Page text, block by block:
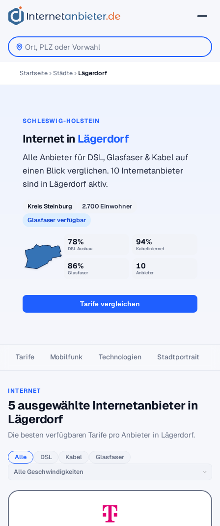
Startseite Städte Lägerdorf
SCHLESWIG-HOLSTEIN
Internet in Lägerdorf
Alle Anbieter für DSL, Glasfaser & Kabel auf
einen Blick verglichen. 10 Internetanbieter
sind in Lägerdorf aktiv.
Kreis Steinburg
2.700 Einwohner
Glasfaser verfügbar
78%
DSL Ausbau
94%
Kabelinternet
86%
Glasfaser
10
Anbieter
Tarife vergleichen
Tarife Mobilfunk Technologien Stadtportrait
INTERNET
5 ausgewählte Internetanbieter in
Lägerdorf
Die besten verfügbaren Tarife pro Anbieter in Lägerdorf.
Alle DSL Kabel Glasfaser